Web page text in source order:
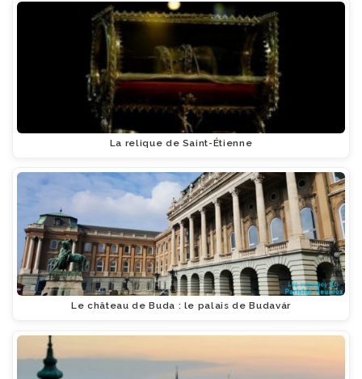
La relique de Saint-Étienne
Le château de Buda : le palais de Budavár